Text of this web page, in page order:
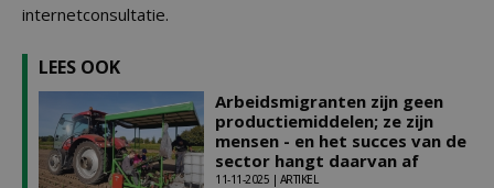
internetconsultatie.
LEES OOK
Arbeidsmigranten zijn geen
productiemiddelen; ze zijn
mensen - en het succes van de
sector hangt daarvan af
11-11-2025 | ARTIKEL